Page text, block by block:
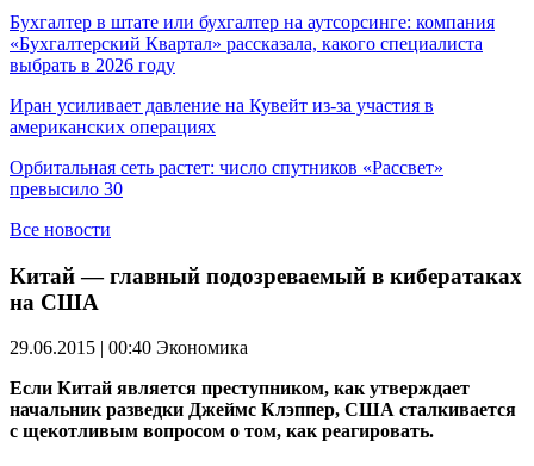
Бухгалтер в штате или бухгалтер на аутсорсинге: компания
«Бухгалтерский Квартал» рассказала, какого специалиста
выбрать в 2026 году
Иран усиливает давление на Кувейт из-за участия в
американских операциях
Орбитальная сеть растет: число спутников «Рассвет»
превысило 30
Все новости
Китай — главный подозреваемый в кибератаках
на США
29.06.2015 | 00:40 Экономика
Если Китай является преступником, как утверждает
начальник разведки Джеймс Клэппер, США сталкивается
с щекотливым вопросом о том, как реагировать.